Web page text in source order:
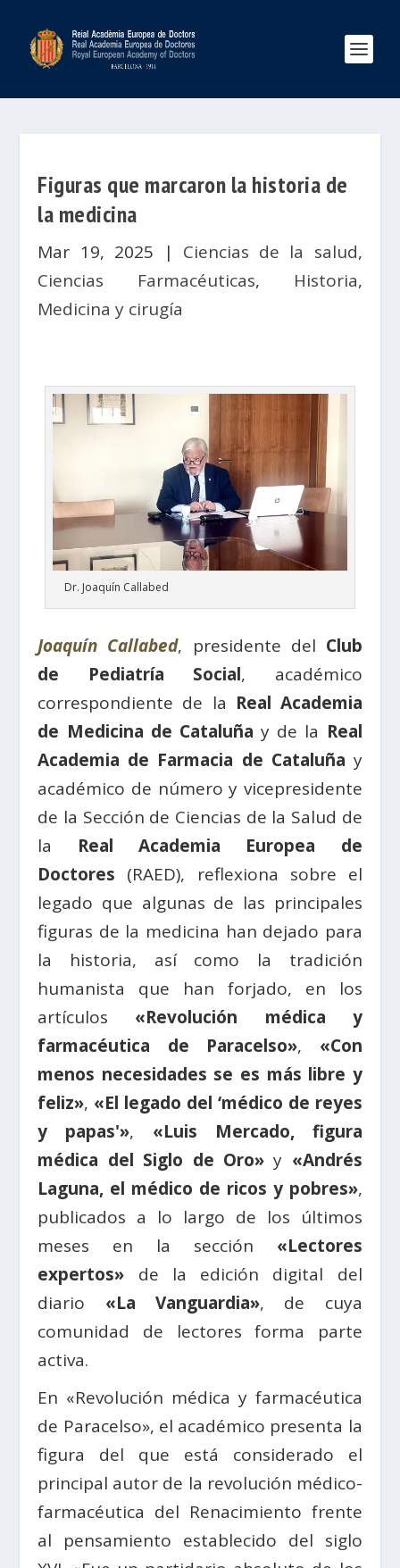
Figuras que marcaron la historia de
la medicina
Mar 19, 2025 | Ciencias de la salud,
Ciencias Farmacéuticas, Historia,
Medicina y cirugía
Dr. Joaquín Callabed
Joaquín Callabed, presidente del Club
de Pediatría Social, académico
correspondiente de la Real Academia
de Medicina de Cataluña y de la Real
Academia de Farmacia de Cataluña y
académico de número y vicepresidente
de la Sección de Ciencias de la Salud de
la Real Academia Europea de
Doctores (RAED), reflexiona sobre el
legado que algunas de las principales
figuras de la medicina han dejado para
la historia, así como la tradición
humanista que han forjado, en los
artículos «Revolución médica y
farmacéutica de Paracelso», «Con
menos necesidades se es más libre y
feliz», «El legado del ‘médico de reyes
y papas'», «Luis Mercado, figura
médica del Siglo de Oro»y «Andrés
Laguna, el médico de ricos y pobres»,
publicados a lo largo de los últimos
meses en la sección «Lectores
expertos» de la edición digital del
diario «La Vanguardia», de cuya
comunidad de lectores forma parte
activa.
En «Revolución médica y farmacéutica
de Paracelso», el académico presenta la
figura del que está considerado el
principal autor de la revolución médico-
farmacéutica del Renacimiento frente
al pensamiento establecido del siglo